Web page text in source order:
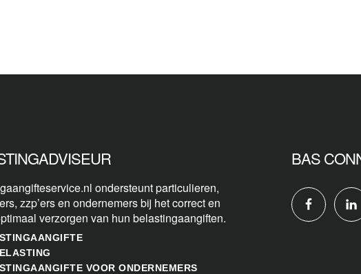
ondersteunt particulieren,
zzp’ers en ondernemers bij het correct en
verzorgen van hun belastingaangiften.
VOOR ONDERNEMERS
BAS